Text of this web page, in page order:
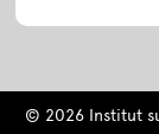
© 2026 Institut